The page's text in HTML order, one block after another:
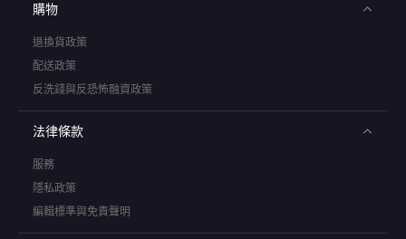
購物
退換貨政策
配送政策
反洗錢與反恐怖融資政策
法律條款
服務
隱私政策
編輯標準與免責聲明